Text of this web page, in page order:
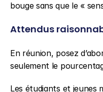
bouge sans que le «
Attendus
En réunion, posez
seulement le